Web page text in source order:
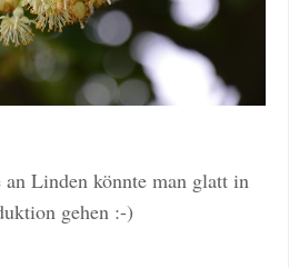
Linden könnte man glatt in
gehen :-)